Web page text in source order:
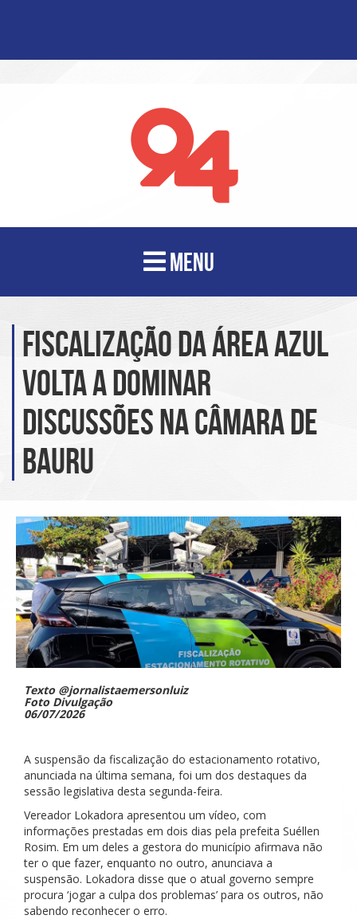
MENU
Fiscalização da área azul
volta a dominar
discussões na Câmara de
Bauru
Texto @jornalistaemersonluiz
Foto Divulgação
06/07/2026
A suspensão da fiscalização do estacionamento rotativo,
anunciada na última semana, foi um dos destaques da
sessão legislativa desta segunda-feira.
Vereador Lokadora apresentou um vídeo, com
informações prestadas em dois dias pela prefeita Suéllen
Rosim. Em um deles a gestora do município afirmava não
ter o que fazer, enquanto no outro, anunciava a
suspensão. Lokadora disse que o atual governo sempre
procura ‘jogar a culpa dos problemas’ para os outros, não
sabendo reconhecer o erro.